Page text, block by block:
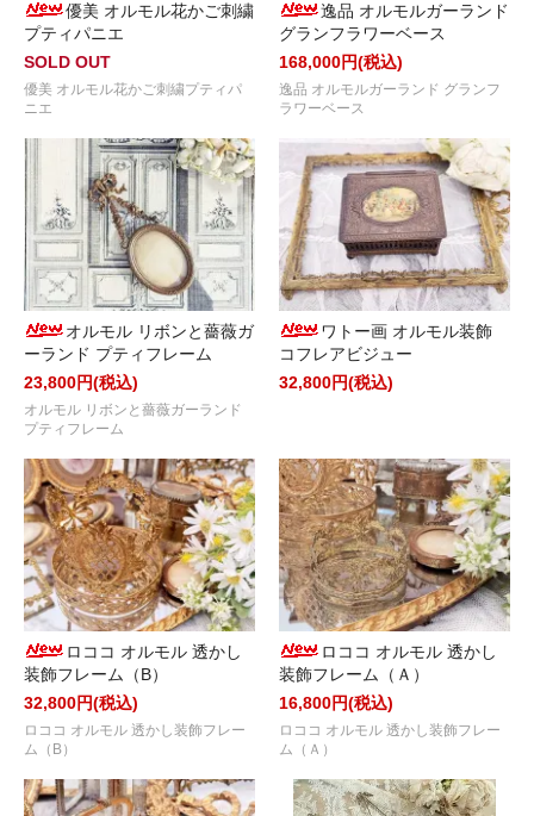
優美 オルモル花かご刺繍
プティパニエ
SOLD OUT
優美 オルモル花かご刺繍プティパ
ニエ
逸品 オルモルガーランド
グランフラワーベース
168,000円(税込)
逸品 オルモルガーランド グランフ
ラワーベース
オルモル リボンと薔薇ガ
ーランド プティフレーム
23,800円(税込)
オルモル リボンと薔薇ガーランド
プティフレーム
ワトー画 オルモル装飾
コフレアビジュー
32,800円(税込)
ロココ オルモル 透かし
装飾フレーム（B）
32,800円(税込)
ロココ オルモル 透かし装飾フレー
ム（B）
ロココ オルモル 透かし
装飾フレーム（Ａ）
16,800円(税込)
ロココ オルモル 透かし装飾フレー
ム（Ａ）